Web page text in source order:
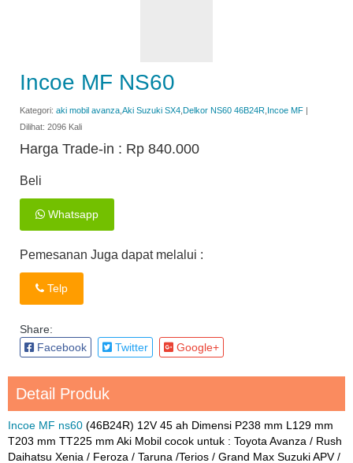
Incoe MF NS60
Kategori: aki mobil avanza Aki Suzuki SX4 Delkor NS60 46B24R Incoe MF
Dilihat: 2096 Kali
Harga Trade-in : Rp 840.000
Beli
Whatsapp
Pemesanan Juga dapat melalui :
Telp
Share:
Facebook
Twitter Google+
Detail Produk
Incoe MF ns60 (46B24R) 12V 45 ah Dimensi P238 mm L129 mm
T203 mm TT225 mm Aki Mobil cocok untuk : Toyota Avanza / Rush
Daihatsu Xenia / Feroza / Taruna /Terios / Grand Max Suzuki APV /